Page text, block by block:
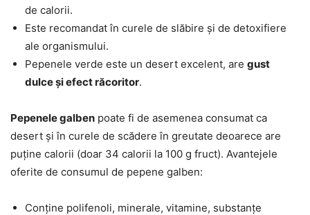
de calorii.
Este recomandat în curele de slăbire și de detoxifiere
ale organismului.
Pepenele verde este un desert excelent, are gust
dulce și efect răcoritor.
Pepenele galben poate fi de asemenea consumat ca
desert și în curele de scădere în greutate deoarece are
puține calorii (doar 34 calorii la 100 g fruct). Avantejele
oferite de consumul de pepene galben:
Conține polifenoli, minerale, vitamine, substanțe